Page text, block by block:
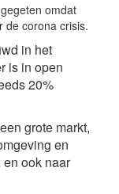
omdat
de corona crisis.
in het
is in open
20%
grote markt,
en
en ook naar